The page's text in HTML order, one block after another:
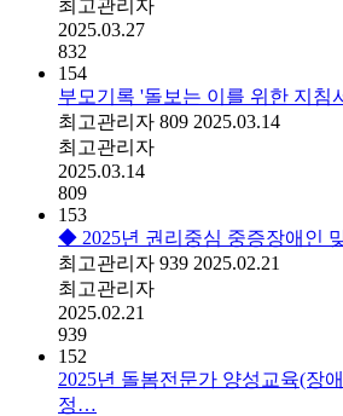
최고관리자
2025.03.27
832
154
부모기록 '돌보는 이를 위한 지침
최고관리자 809 2025.03.14
최고관리자
2025.03.14
809
153
◆ 2025년 권리중심 중증장애인
최고관리자 939 2025.02.21
최고관리자
2025.02.21
939
152
2025년 돌봄전문가 양성교육(장
정…